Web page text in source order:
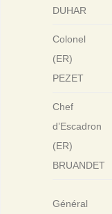
DUHAR
Colonel
(ER)
PEZET
Chef
d’Escadron
(ER)
BRUANDET
Général